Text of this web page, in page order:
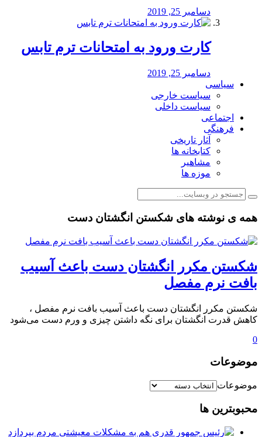
دسامبر 25, 2019
کارت ورود به امتحانات ترم تابس
دسامبر 25, 2019
سیاسی
سیاست خارجی
سیاست داخلی
اجتماعی
فرهنگی
آثار تاریخی
کتابخانه ها
مشاهیر
موزه ها
همه ی نوشته های شکستن انگشتان دست
شکستن مکرر انگشتان دست باعث آسیب
بافت نرم مفصل
شکستن مکرر انگشتان دست باعث آسیب بافت نرم مفصل ،
کاهش قدرت انگشتان برای نگه داشتن چیزی و ورم دست می‌شود
0
موضوعات
موضوعات
محبوبترین ها